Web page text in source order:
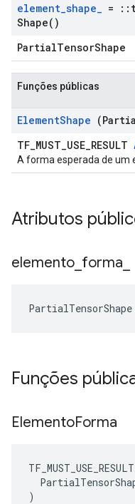
element_shape_ = ::
Shape( )
PartialTensorShape
Funções públicas
ElementShape
TF_MUST_USE_RESULT
A forma esperada de um
Atributos
elemento forma
Funções
ElementoForma
TF_MUST_USE_RESULT
)